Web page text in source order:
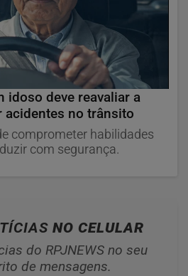
idoso deve reavaliar a
acidentes no trânsito
comprometer habilidades
com segurança.
NO CELULAR
do RPJNEWS no seu
de mensagens.